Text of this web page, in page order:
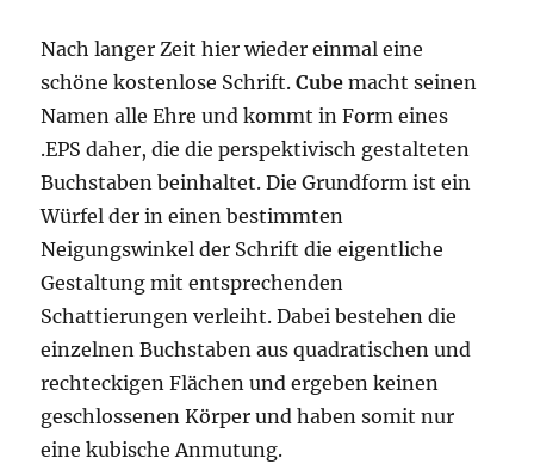
Nach langer Zeit hier wieder einmal eine
schöne kostenlose Schrift.Cube macht seinen
Namen alle Ehre und kommt in Form eines
.EPS daher, die die perspektivisch gestalteten
Buchstaben beinhaltet. Die Grundform ist ein
Würfel der in einen bestimmten
Neigungswinkel der Schrift die eigentliche
Gestaltung mit entsprechenden
Schattierungen verleiht. Dabei bestehen die
einzelnen Buchstaben aus quadratischen und
rechteckigen Flächen und ergeben keinen
geschlossenen Körper und haben somit nur
eine kubische Anmutung.